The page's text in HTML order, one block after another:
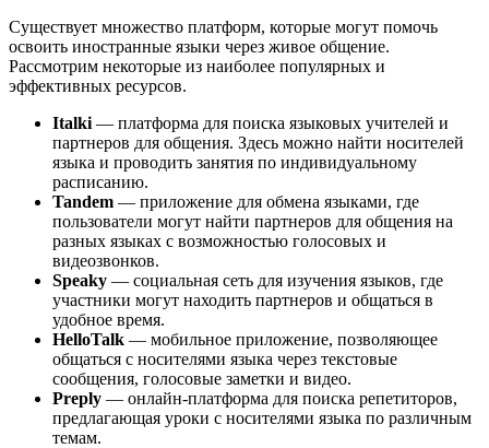
Существует множество платформ, которые могут помочь
освоить иностранные языки через живое общение.
Рассмотрим некоторые из наиболее популярных и
эффективных ресурсов.
Italki — платформа для поиска языковых учителей и
партнеров для общения. Здесь можно найти носителей
языка и проводить занятия по индивидуальному
расписанию.
Tandem — приложение для обмена языками, где
пользователи могут найти партнеров для общения на
разных языках с возможностью голосовых и
видеозвонков.
Speaky — социальная сеть для изучения языков, где
участники могут находить партнеров и общаться в
удобное время.
HelloTalk — мобильное приложение, позволяющее
общаться с носителями языка через текстовые
сообщения, голосовые заметки и видео.
Preply — онлайн-платформа для поиска репетиторов,
предлагающая уроки с носителями языка по различным
темам.